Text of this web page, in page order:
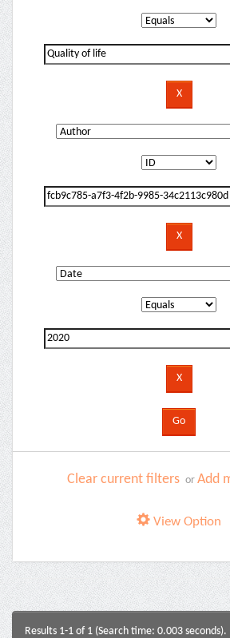
Clear current filters or Add
View Option
Results 1-1 of 1 (Search time: 0.003 seconds).